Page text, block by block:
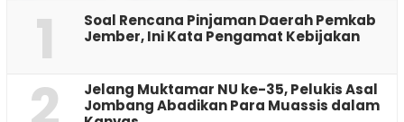
1
‎Soal Rencana Pinjaman Daerah Pemkab
Jember, Ini Kata Pengamat Kebijakan ‎
Jelang Muktamar NU ke-35, Pelukis Asal
Jombang Abadikan Para Muassis dalam